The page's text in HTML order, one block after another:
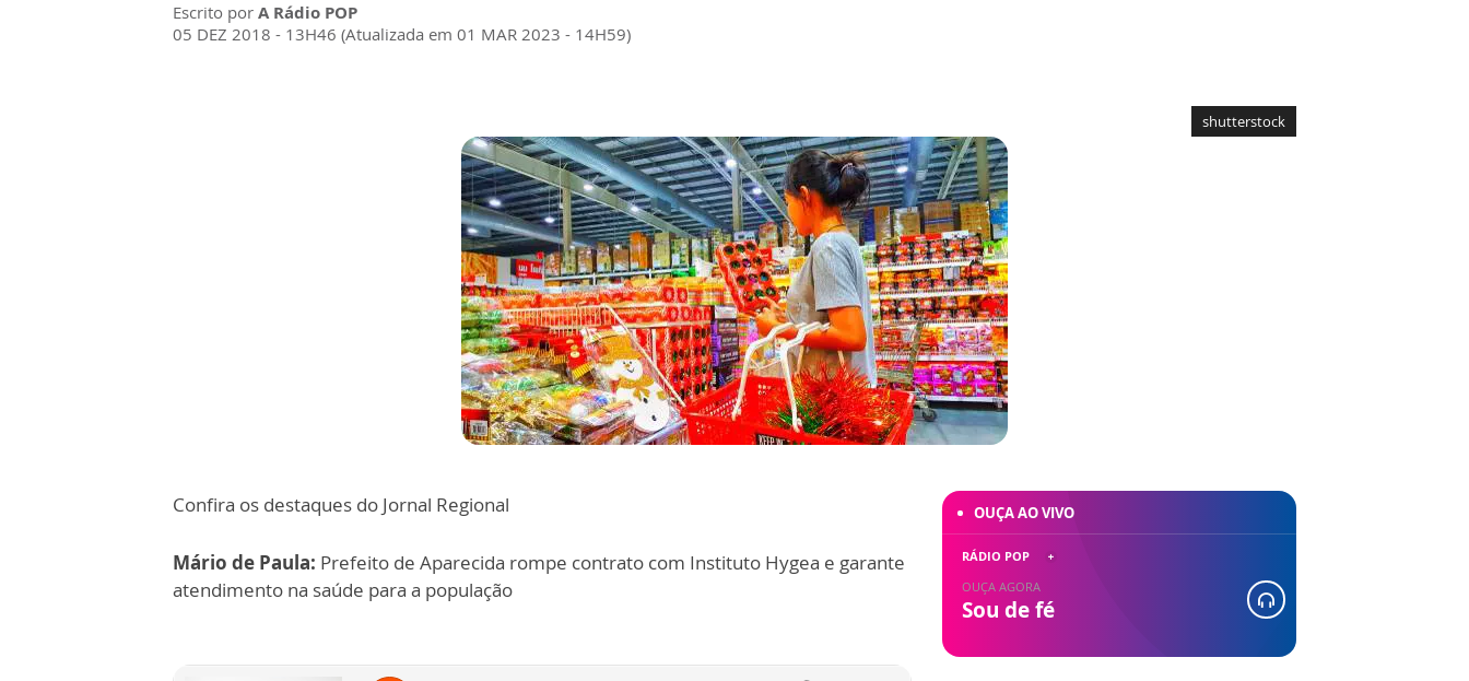
Escrito por A Rádio POP
05 DEZ 2018 - 13H46 (Atualizada em 01 MAR 2023 - 14H59)
shutterstock
Confira os destaques do Jornal Regional
Mário de Paula: Prefeito de Aparecida rompe contrato com Instituto Hygea e garante
atendimento na saúde para a população
OUÇA AO VIVO
RÁDIO POP
OUÇA AGORA
Sou de fé